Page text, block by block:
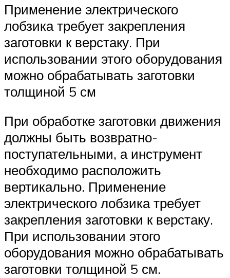
Применение электрического
лобзика требует закрепления
заготовки к верстаку. При
использовании этого оборудования
можно обрабатывать заготовки
толщиной 5 см
При обработке заготовки движения
должны быть возвратно-
поступательными, а инструмент
необходимо расположить
вертикально. Применение
электрического лобзика требует
закрепления заготовки к верстаку.
При использовании этого
оборудования можно обрабатывать
заготовки толщиной 5 см.